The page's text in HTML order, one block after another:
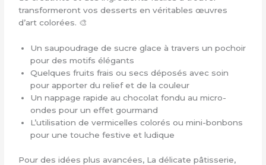
transformeront vos desserts en véritables œuvres
d’art colorées. 🎨
Un saupoudrage de sucre glace à travers un pochoir
pour des motifs élégants
Quelques fruits frais ou secs déposés avec soin
pour apporter du relief et de la couleur
Un nappage rapide au chocolat fondu au micro-
ondes pour un effet gourmand
L’utilisation de vermicelles colorés ou mini-bonbons
pour une touche festive et ludique
Pour des idées plus avancées, La délicate pâtisserie,